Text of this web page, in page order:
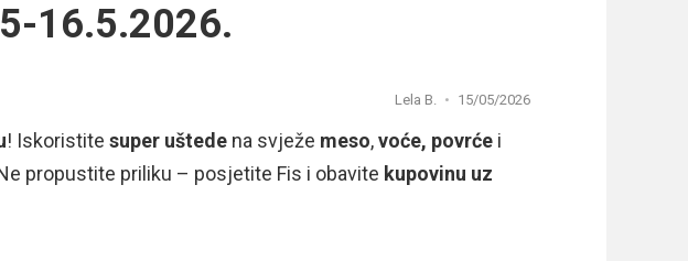
16.5.2026.
Lela B. 15/05/2026
! Iskoristitesuper uštede na svježe meso,voće, povrće i
propustite priliku – posjetite Fis i obavite kupovinu uz